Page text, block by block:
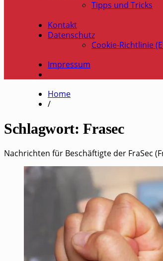
Tipps und Tricks
Kontakt
Datenschutz
Cookie-Richtlinie
Impressum
Home
/
Schlagwort:Frasec
Nach­rich­ten für Beschäf­tig­te der FraSec